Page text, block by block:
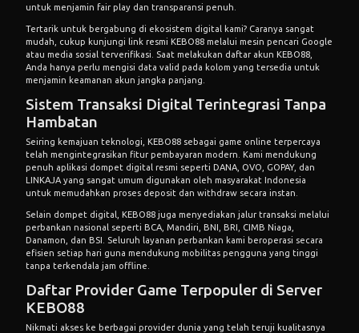
untuk menjamin fair play dan transparansi penuh.
Tertarik untuk bergabung di ekosistem digital kami? Caranya sangat
mudah, cukup kunjungi link resmi KEBO88 melalui mesin pencari Google
atau media sosial terverifikasi. Saat melakukan daftar akun KEBO88
Anda hanya perlu mengisi data valid pada kolom yang tersedia untuk
menjamin keamanan akun jangka panjang.
Sistem Transaksi Digital Terintegrasi Tanpa
Hambatan
Seiring kemajuan teknologi, KEBO88 sebagai game online terpercaya
telah mengintegrasikan fitur pembayaran modern. Kami mendukung
penuh aplikasi dompet digital resmi seperti DANA, OVO, GOPAY, dan
LINKAJA yang sangat umum digunakan oleh masyarakat Indonesia
untuk memudahkan proses deposit dan withdraw secara instan.
Selain dompet digital, KEBO88 juga menyediakan jalur transaksi melalui
perbankan nasional seperti BCA, Mandiri, BNI, BRI, CIMB Niaga,
Danamon, dan BSI. Seluruh layanan perbankan kami beroperasi secara
efisien setiap hari guna mendukung mobilitas pengguna yang tinggi
tanpa terkendala jam offline.
Daftar Provider Game Terpopuler di Server
KEBO88
Nikmati akses ke berbagai provider dunia yang telah teruji kualitasnya